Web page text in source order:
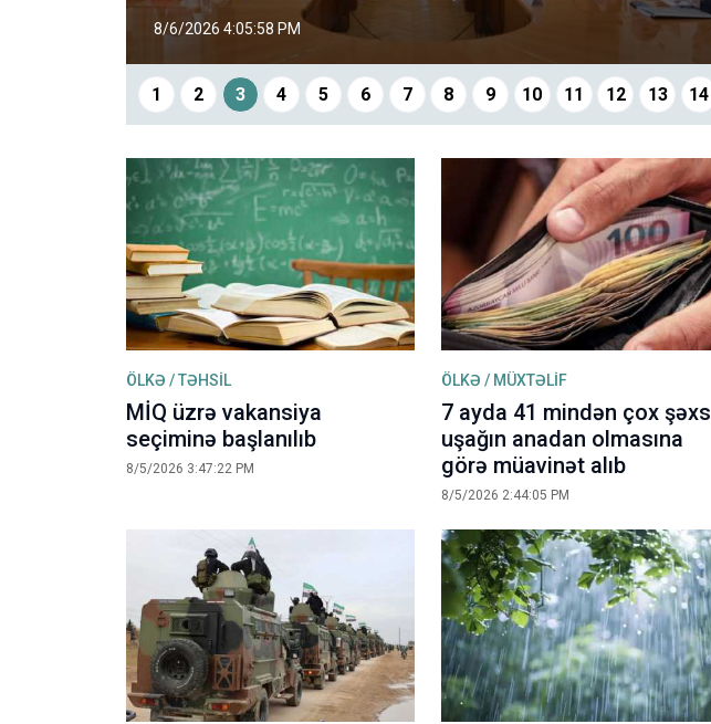
8/6/2026 2:15:36 PM
1 2 3 4 5 6 7 8 9 10 11 12 13 14
ÖLKƏ / TƏHSİL
MİQ üzrə vakansiya
seçiminə başlanılıb
8/5/2026 3:47:22 PM
ÖLKƏ / MÜXTƏLİF
7 ayda 41 mindən çox şəxs
uşağın anadan olmasına
görə müavinət alıb
8/5/2026 2:44:05 PM